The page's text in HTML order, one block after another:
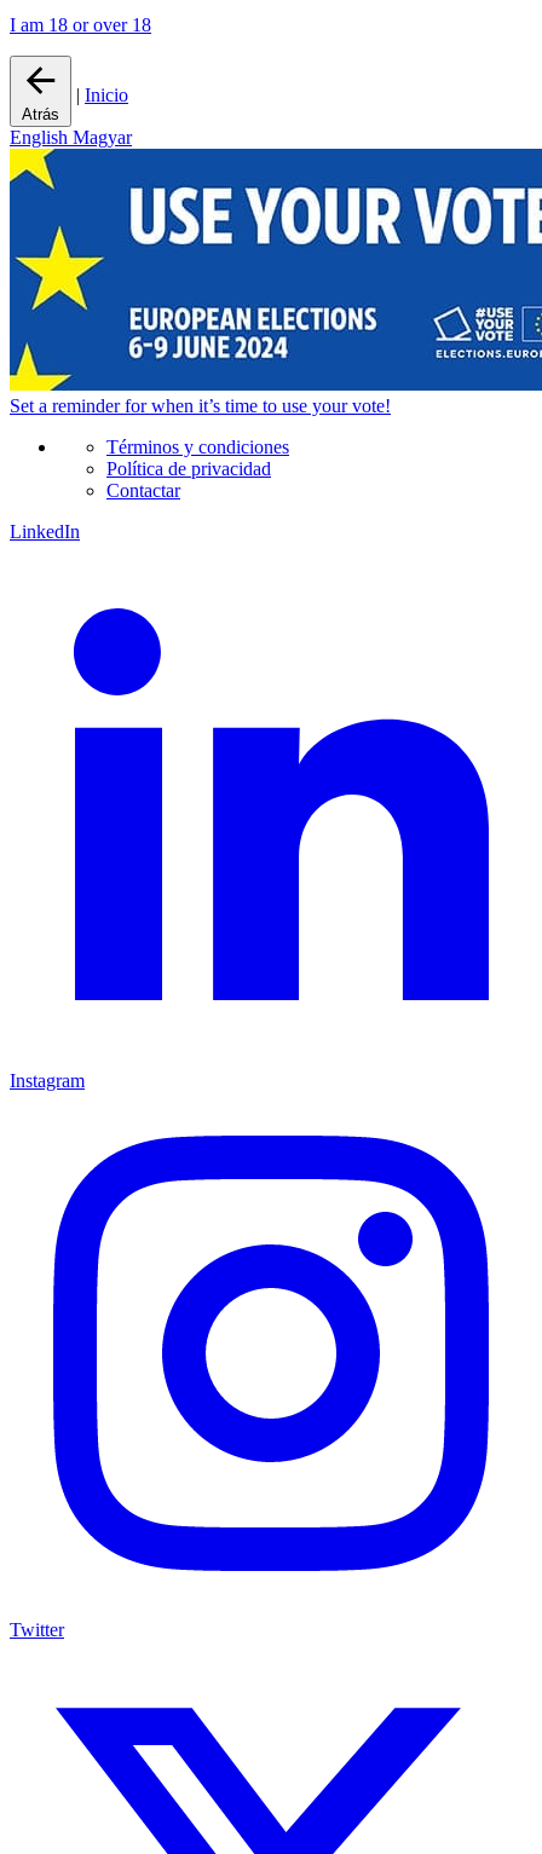
I am 18 or over 18
Atrás
| Inicio
English Magyar
Set a reminderfor when it’s time to use your vote!
Términos y condiciones
Política de privacidad
Contactar
LinkedIn
Instagram
Twitter